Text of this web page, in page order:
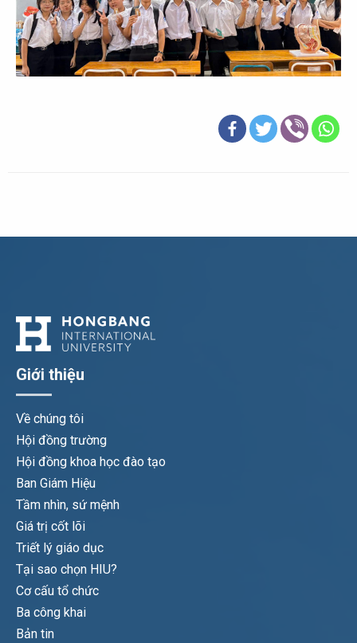
Giới thiệu
Về chúng tôi
Hội đồng trường
Hội đồng khoa học đào tạo
Ban Giám Hiệu
Tầm nhìn, sứ mệnh
Giá trị cốt lõi
Triết lý giáo dục
Tại sao chọn HIU?
Cơ cấu tổ chức
Ba công khai
Bản tin